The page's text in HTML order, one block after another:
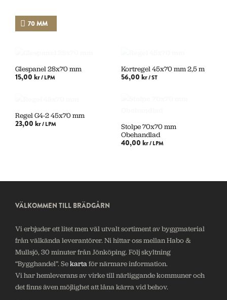
70 MM
Glespanel 28x70 mm
15,00 kr/ LPM
Kortregel 45x70 mm 2,5 m
56,00 kr/ ST
Regel G4-2 45x70 mm
23,00 kr/ LPM
Stolpe 70x70 mm
Obehandlad
40,00 kr/ LPM
VÄLKOMMEN TILL BRÄDGÅRN
Vi erbjuder ett litet men väl utvalt sortiment av byggmaterial
från välkända leverantörer. Ni hittar oss mellan Habo &
Mullsjö, 30 minuter från Jönköping. Följ skyltning
“Bygghandel”. Sekartaför närmare information.
Vi har hemleverans av virke till närliggande kommuner och
det finns även möjlighet att låna kärra vid behov.